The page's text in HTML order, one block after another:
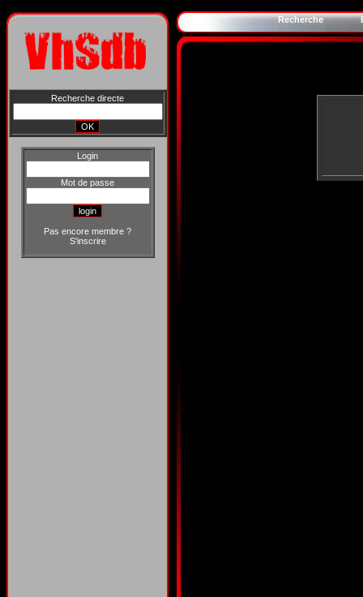
Recherche directe
Login
Mot de passe
Pas encore membre ?
S'inscrire
Recherche